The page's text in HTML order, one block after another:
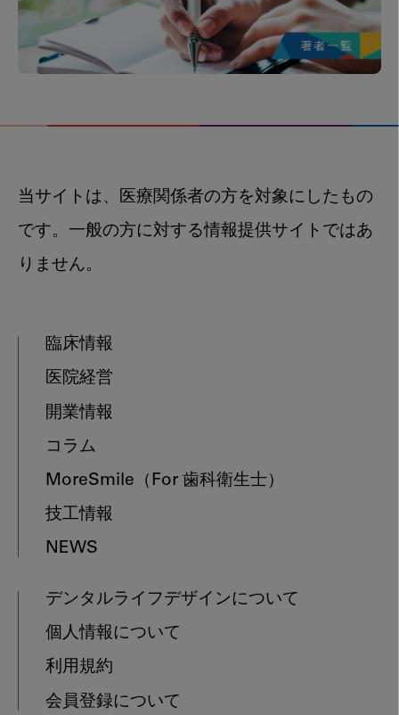
当サイトは、医療関係者の方を対象にしたもの
です。一般の方に対する情報提供サイトではあ
りません。
臨床情報
医院経営
開業情報
コラム
MoreSmile （For 歯科衛生士）
技工情報
NEWS
デンタルライフデザインについて
個人情報について
利用規約
会員登録について